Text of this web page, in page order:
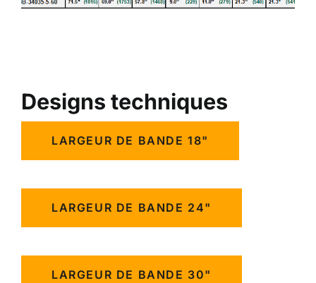
Designs techniques
LARGEUR DE BANDE 18"
LARGEUR DE BANDE 24"
LARGEUR DE BANDE 30"